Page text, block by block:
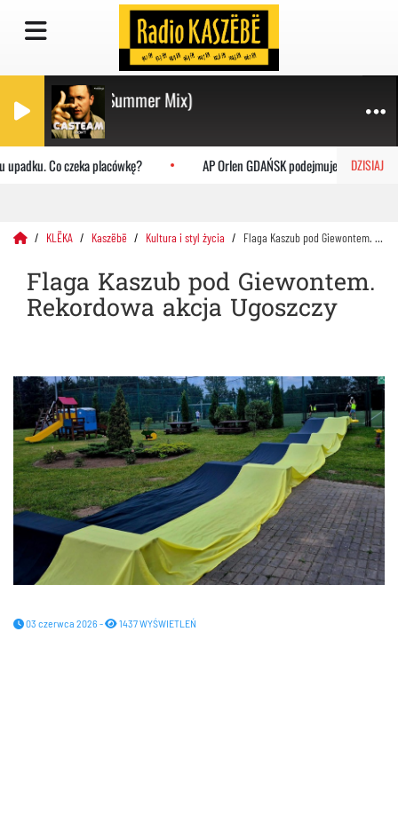
Project Summer Mix)
DZISIAJ
Co czeka placówkę? AP Orlen GDAŃSK podejmuje Uniwersytet
KLËKA Kaszëbë Kultura i styl życia Flaga Kaszub pod Giewontem. Rekordowa akcja Ugoszczy
Flaga Kaszub pod Giewontem.
Rekordowa akcja Ugoszczy
03 czerwca 2026 - 1437 WYŚWIETLEŃ